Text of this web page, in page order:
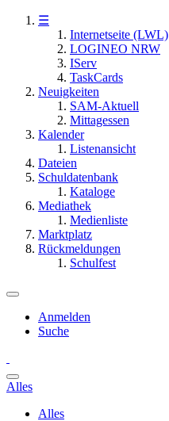
☰
Internetseite (LWL)
LOGINEO NRW
IServ
TaskCards
Neuigkeiten
SAM-Aktuell
Mittagessen
Kalender
Listenansicht
Dateien
Schuldatenbank
Kataloge
Mediathek
Medienliste
Marktplatz
Rückmeldungen
Schulfest
Anmelden
Suche
Alles
Alles